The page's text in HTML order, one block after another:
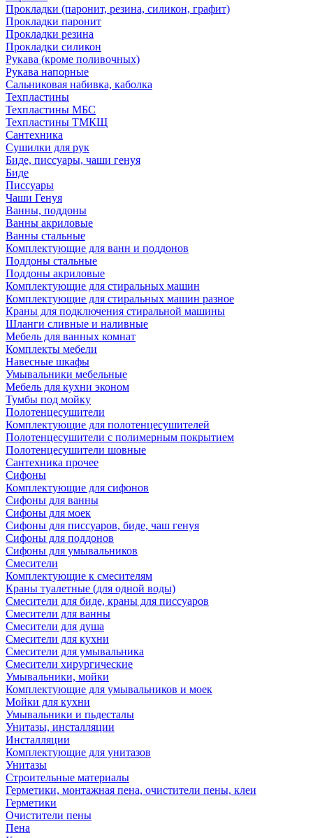
Прокладки (паронит, резина, силикон, графит)
Прокладки паронит
Прокладки резина
Прокладки силикон
Рукава (кроме поливочных)
Рукава напорные
Сальниковая набивка, каболка
Техпластины
Техпластины МБС
Техпластины ТМКЩ
Сантехника
Сушилки для рук
Биде, писсуары, чаши генуя
Биде
Писсуары
Чаши Генуя
Ванны, поддоны
Ванны акриловые
Ванны стальные
Комплектующие для ванн и поддонов
Поддоны стальные
Поддоны акриловые
Комплектующие для стиральных машин
Комплектующие для стиральных машин разное
Краны для подключения стиральной машины
Шланги сливные и наливные
Мебель для ванных комнат
Комплекты мебели
Навесные шкафы
Умывальники мебельные
Мебель для кухни эконом
Тумбы под мойку
Полотенцесушители
Комплектующие для полотенцесушителей
Полотенцесушители с полимерным покрытием
Полотенцесушители шовные
Сантехника прочее
Сифоны
Комплектующие для сифонов
Сифоны для ванны
Сифоны для моек
Сифоны для писсуаров, биде, чаш генуя
Сифоны для поддонов
Сифоны для умывальников
Смесители
Комплектующие к смесителям
Краны туалетные (для одной воды)
Смесители для биде, краны для писсуаров
Смесители для ванны
Смесители для душа
Смесители для кухни
Смесители для умывальника
Смесители хирургические
Умывальники, мойки
Комплектующие для умывальников и моек
Мойки для кухни
Умывальники и пьдесталы
Унитазы, инсталляции
Инсталляции
Комплектующие для унитазов
Унитазы
Строительные материалы
Герметики, монтажная пена, очистители пены, клеи
Герметики
Очистители пены
Пена